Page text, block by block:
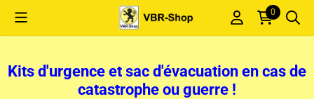
Les préférences de cookies sont actuellement fermées.
0
Kits d'urgence et sac d'évacuation en cas de
catastrophe ou guerre !